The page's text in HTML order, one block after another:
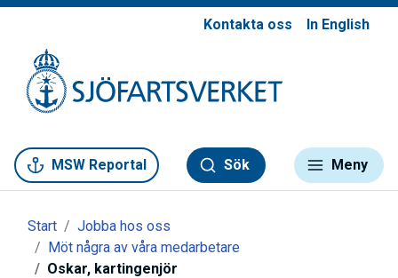
Kontakta oss In English
MSW Reportal Sök Meny
Start
Jobba hos oss
Möt några av våra medarbetare
Oskar, kartingenjör